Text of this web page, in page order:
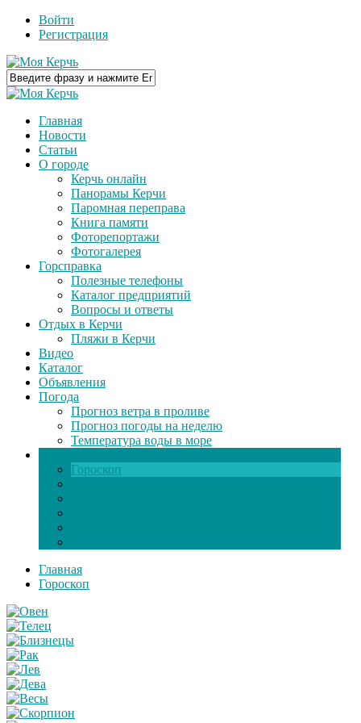
Войти
Регистрация
Главная
Новости
Статьи
О городе
Керчь онлайн
Панорамы Керчи
Паромная переправа
Книга памяти
Фоторепортажи
Фотогалерея
Горсправка
Полезные телефоны
Каталог предприятий
Вопросы и ответы
Отдых в Керчи
Пляжи в Керчи
Видео
Каталог
Объявления
Погода
Прогноз ветра в проливе
Прогноз погоды на неделю
Температура воды в море
Гороскоп
Главная
Гороскоп